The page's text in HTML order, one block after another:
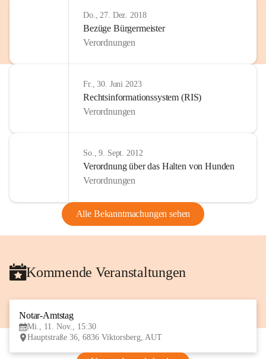
Do., 27. Dez. 2018
Bezüge Bürgermeister
Verordnungen
Fr., 30. Juni 2023
Rechtsinformationssystem (RIS)
Verordnungen
So., 9. Sept. 2012
Verordnung über das Halten von Hunden
Verordnungen
Alle Bekanntmachungen sehen
Kommende Veranstaltungen
Notar-Amtstag
Mi., 11. Nov., 15:30
Hauptstraße 36, 6836 Viktorsberg, AUT